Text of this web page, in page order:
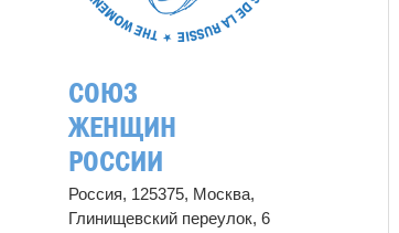
СОЮЗ
ЖЕНЩИН
РОССИИ
Россия, 125375, Москва,
Глинищевский переулок, 6